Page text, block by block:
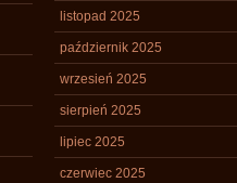
listopad 2025
październik 2025
wrzesień 2025
sierpień 2025
lipiec 2025
czerwiec 2025